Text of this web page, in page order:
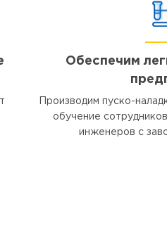
Обеспечим
Производим пуско-
обучение
инженеров с